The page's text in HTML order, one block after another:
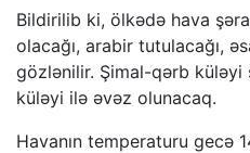
Bildirilib ki, ölkədə hava
olacağı, arabir tutulacağı,
gözlənilir. Şimal-qərb küləyi
küləyi ilə əvəz olunacaq.
Havanın temperaturu gecə